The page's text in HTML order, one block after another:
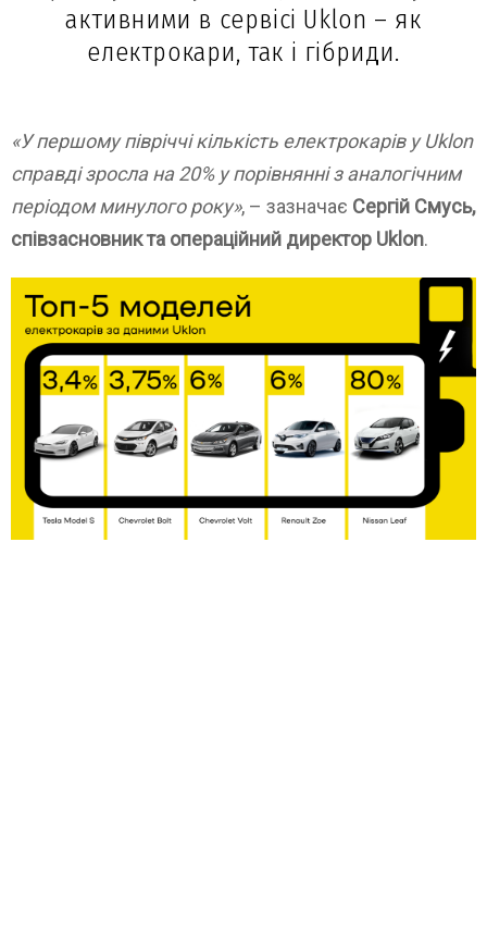
активними в сервісі Uklon – як
електрокари, так і гібриди.
«У першому півріччі кількість електрокарів у Uklon
справді зросла на 20% у порівнянні з аналогічним
періодом минулого року», – зазначає Сергій Смусь,
співзасновник та операційний директор Uklon.